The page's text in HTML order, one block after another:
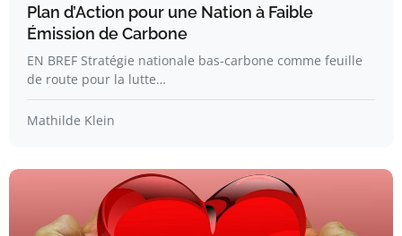
Plan d’Action pour une Nation à Faible
Émission de Carbone
EN BREF Stratégie nationale bas-carbone comme feuille
de route pour la lutte…
Mathilde Klein